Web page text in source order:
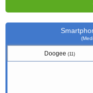
Doogee(11)